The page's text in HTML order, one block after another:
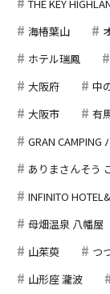
THE KEY
海椿葉山
ホテル瑞鳳
大阪府
中
大阪市
有
GRAN
ありまさんそう
INFINITO
母畑温泉 八幡屋
山茱萸
つ
山形座 瀧波